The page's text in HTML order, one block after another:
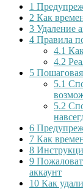
1
2 Как
3 Удаление
4 Правила
4.1
4.2
5
5.1
5.2
6
7 Как
8
9
аккаунт
10 Как